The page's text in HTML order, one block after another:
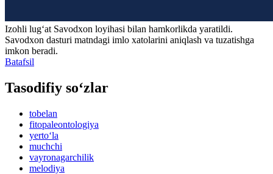
Izohli lugʻat Savodxon loyihasi bilan hamkorlikda yaratildi.
Savodxon dasturi matndagi imlo xatolarini aniqlash va tuzatishga
imkon beradi.
Batafsil
Tasodifiy so‘zlar
tobelan
fitopaleontologiya
yerto‘la
muchchi
vayronagarchilik
melodiya